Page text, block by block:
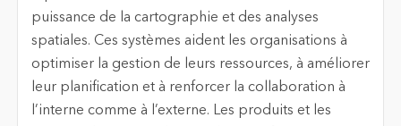
puissance de la cartographie et des analyses
spatiales. Ces systèmes aident les organisations à
optimiser la gestion de leurs ressources, à améliorer
leur planification et à renforcer la collaboration à
l’interne comme à l’externe. Les produits et les